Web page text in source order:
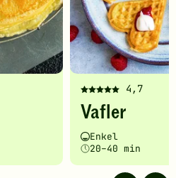
4,7
Denne
oppskriften
fått
5
av
Vafler
Vanskelighetsgrad
Enkel
Tilberedningstid
20–40 min